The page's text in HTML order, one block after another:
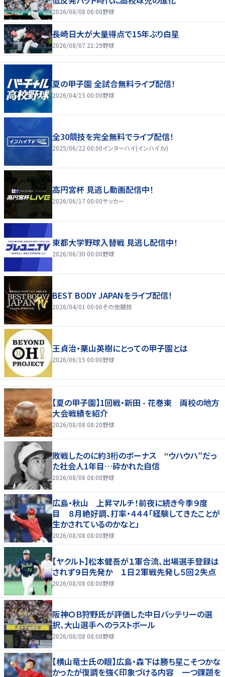
2026/08/08 06:00野球
長崎日大が大量得点で15年ぶり白星
2026/08/07 21:29野球
夏の甲子園 全試合無料ライブ配信！
2026/04/15 00:00野球
全30競技を完全無料でライブ配信！
2025/06/22 00:00インターハイ(インハイ.tv)
高円宮杯 見逃し動画配信中！
2026/06/17 00:00サッカー
東都大学野球入替戦 見逃し配信中！
2026/06/30 00:00野球
BEST BODY JAPANをライブ配信！
2026/04/01 00:00その他競技
王貞治・栗山英樹にとっての甲子園とは
2026/06/15 00:00野球
【夏の甲子園】1回戦・新田 - 花巻東 両校の地方
大会戦績を紹介
2026/08/08 08:20野球
敗戦したのに約3桁のボーナス “ウハウハ”だっ
た社会人1年目…砕かれた自信
2026/08/08 08:08野球
広島・秋山 上昇マルチ！前夜に続き今季９度
目 ８月絶好調、打率・４４４「経験してきたことが
生かされているのかなと」
2026/08/08 08:00野球
【ヤクルト】松本健吾が１軍合流、出場選手登録は
されず９日先発か １日２軍戦先発し５回２失点
2026/08/08 08:00野球
阪神ＯＢ狩野氏が評価した中日バッテリーの選
択、大山選手へのラストボール
2026/08/08 08:00野球
【横山竜士氏の眼】広島・森下は勝ち星こそつかな
かったが復調を強く印象づける内容 一つ課題を